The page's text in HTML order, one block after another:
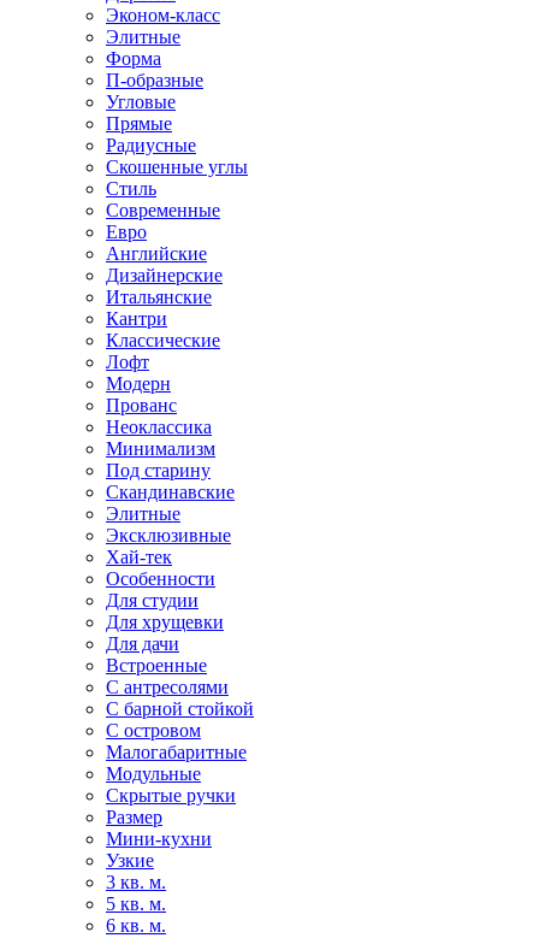
Эконом-класс
Элитные
Форма
П-образные
Угловые
Прямые
Радиусные
Скошенные углы
Стиль
Современные
Евро
Английские
Дизайнерские
Итальянские
Кантри
Классические
Лофт
Модерн
Прованс
Неоклассика
Минимализм
Под старину
Скандинавские
Элитные
Эксклюзивные
Хай-тек
Особенности
Для студии
Для хрущевки
Для дачи
Встроенные
С антресолями
С барной стойкой
С островом
Малогабаритные
Модульные
Скрытые ручки
Размер
Мини-кухни
Узкие
3 кв. м.
5 кв. м.
6 кв. м.